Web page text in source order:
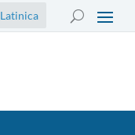
Latinica